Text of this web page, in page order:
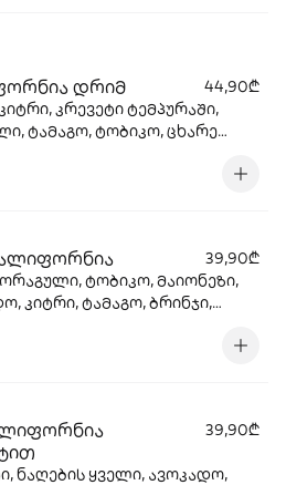
დრიმ
44,90₾
კრევეტი ტემპურაში,
ტამაგო, ტობიკო, ცხარე
39,90₾
ტობიკო, მაიონეზი,
კიტრი, ტამაგო, ბრინჯი,
39,90₾
ნაღების ყველი, ავოკადო,